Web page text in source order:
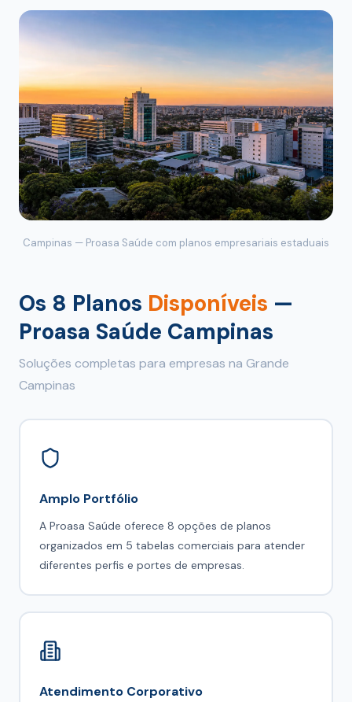
Campinas — Proasa Saúde com planos empresariais estaduais
Os 8 Planos Disponíveis —
Proasa Saúde Campinas
Soluções completas para empresas na Grande
Campinas
Amplo Portfólio
A Proasa Saúde oferece 8 opções de planos
organizados em 5 tabelas comerciais para atender
diferentes perfis e portes de empresas.
Atendimento Corporativo